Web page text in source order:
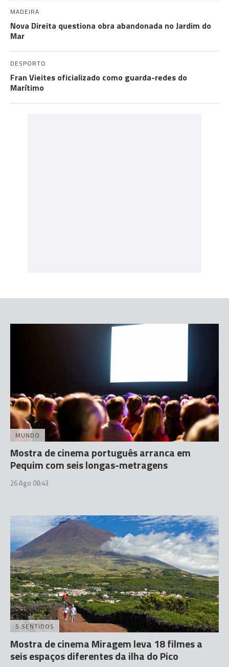
MADEIRA
Nova Direita questiona obra abandonada no Jardim do
Mar
DESPORTO
Fran Vieites oficializado como guarda-redes do
Marítimo
MUNDO
Mostra de cinema português arranca em
Pequim com seis longas-metragens
26 Ago 08:43
5 SENTIDOS
Mostra de cinema Miragem leva 18 filmes a
seis espaços diferentes da ilha do Pico